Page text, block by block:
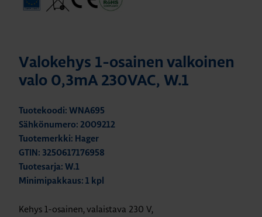
Valokehys 1-osainen valkoinen
valo 0,3mA 230VAC, W.1
Tuotekoodi: WNA695
Sähkönumero: 2009212
Tuotemerkki: Hager
GTIN: 3250617176958
Tuotesarja: W.1
Minimipakkaus: 1 kpl
Kehys 1-osainen, valaistava 230 V,